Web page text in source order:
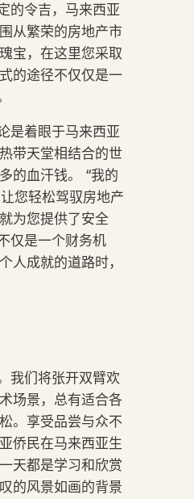
的令吉，马来西亚
从繁荣的房地产市
宝，在这里您采取
的途径不仅仅是一
是着眼于马来西亚
带天堂相结合的世
的血汗钱。 “我的
您轻松驾驭房地产
为您提供了安全
仅是一个财务机
人成就的道路时，
我们将张开双臂欢
场景，总有适合各
。享受品尝与众不
侨民在马来西亚生
天都是学习和欣赏
的风景如画的背景